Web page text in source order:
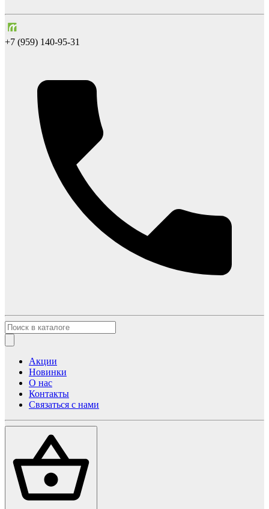
+7 (959) 140-95-31
Акции
Новинки
О нас
Контакты
Связаться с нами